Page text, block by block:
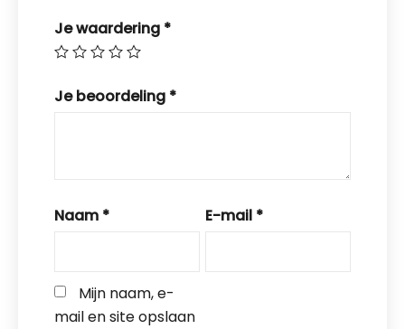
Je waardering *
Je beoordeling *
Naam * E-mail *
Mijn naam, e-
mail en site opslaan